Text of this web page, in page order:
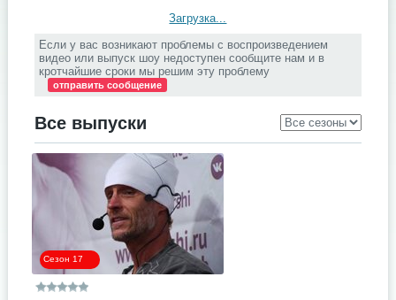
Загрузка...
Если у вас возникают проблемы с воспроизведением
видео или выпуск шоу недоступен сообщите нам и в
кротчайшие сроки мы решим эту проблему
отправить сообщение
Все выпуски
Сезон 17